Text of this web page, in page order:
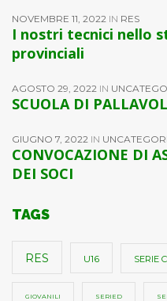
NOVEMBRE 11, 2022 IN RES
I nostri tecnici nello
provinciali
AGOSTO 29, 2022 IN
SCUOLA DI
GIUGNO 7, 2022 IN
CONVOCAZIONE DI
DEI SOCI
TAGS
RES U16 SERIE C
GIOVANILI SERIED